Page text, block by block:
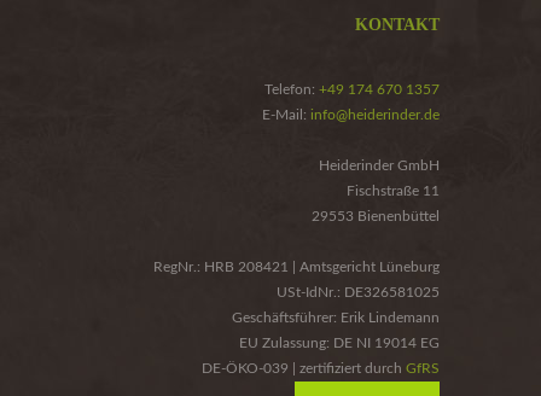
KONTAKT
Telefon: +49 174 670 1357
E-Mail: info@heiderinder.de
Heiderinder GmbH
Fischstraße 11
29553 Bienenbüttel
RegNr.: HRB 208421 | Amtsgericht Lüneburg
USt-IdNr.: DE326581025
Geschäftsführer: Erik Lindemann
EU Zulassung: DE NI 19014 EG
DE-ÖKO-039 | zertifiziert durch GfRS